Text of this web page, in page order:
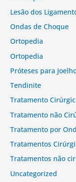
Lesão dos
Ondas de Choque
Ortopedia
Ortopedia
Próteses para
Tendinite
Tratamento
Tratamento não
Tratamento por
Tratamentos
Tratamentos não
Uncategorized